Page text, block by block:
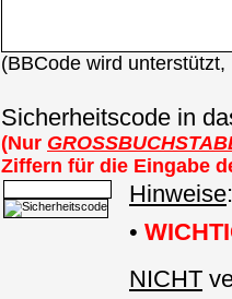
(BBCode wird
Sicherheitscode in
(Nur
Ziffern für die Eingabe
Hinweise:
•
NICHT